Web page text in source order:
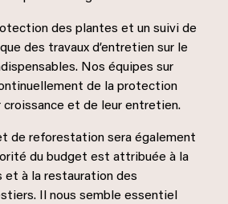
des plantes et un suivi de
des travaux d’entretien sur le
Nos équipes sur
de la protection
croissance et de leur entretien.
de reforestation sera également
du budget est attribuée à la
et à la restauration des
Il nous semble essentiel